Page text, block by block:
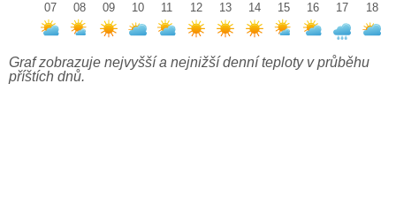
07
08
09
10
11
12
13
14
15
16
17
18
Graf zobrazuje nejvyšší a nejnižší denní teploty v průběhu
příštích dnů.